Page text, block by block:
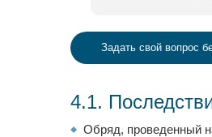
Задать свой вопрос
4.1.
Обряд, проведенный